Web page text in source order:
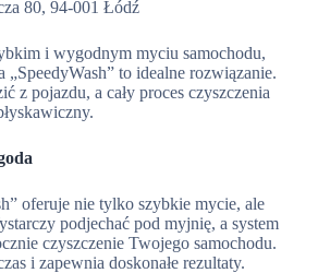
80, 94-001 Łódź
i wygodnym myciu samochodu,
„SpeedyWash” to idealne rozwiązanie.
z pojazdu, a cały proces czyszczenia
oferuje nie tylko szybkie mycie, ale
podjechać pod myjnię, a system
czyszczenie Twojego samochodu.
i zapewnia doskonałe rezultaty.